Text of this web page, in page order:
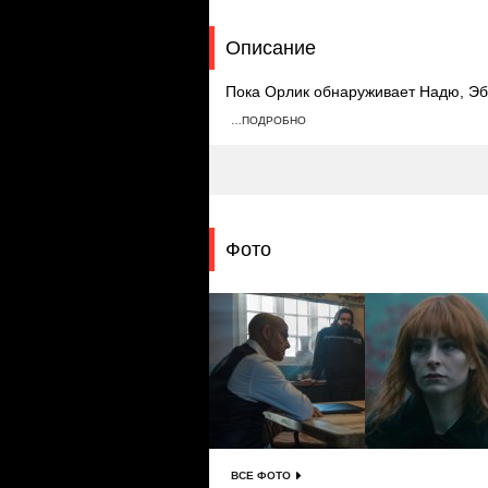
Описание
Пока Орлик обнаруживает Надю,
поручает Апарну остановить
…ПОДРОБНО
Фото
ВСЕ ФОТО